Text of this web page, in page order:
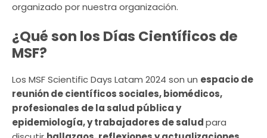
organizado por nuestra organización.
¿Qué son los Días Científicos de
MSF?
Los MSF Scientific Days Latam 2024 son un espacio de
reunión de científicos sociales, biomédicos,
profesionales de la salud pública y
epidemiología, y trabajadores de saludpara